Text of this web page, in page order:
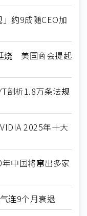
约9成随CEO加
烧 美国商会提起
剖析1.8万条法规
2025年十大
中国将窜出多家
连9个月衰退